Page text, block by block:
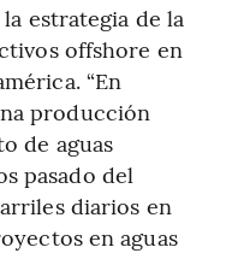
estrategia de la
offshore en
“En
producción
de aguas
pasado del
diarios en
en aguas